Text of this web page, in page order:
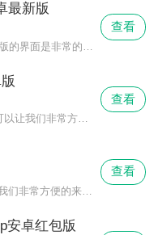
最新版
查看
腾讯TIM办公app安卓版是可以让我们非常方便的来进行登录的，而且我们也是可以自己来修改个人资料的，我们是可以在腾讯TIM办公app安卓版这里非常自由的把自己手机里的文件上传到这里来。
查看
腾讯TIM最新苹果版能够让我们非常方便的来和自己的好友以及其他的用户进行交流，同时我们也是可以看到自己和其他人的聊天记录的情况的，而且腾讯TIM最新苹果版这款软件也是可以让我们来查询到聊天记录里的消息的。
查看
安卓红包版